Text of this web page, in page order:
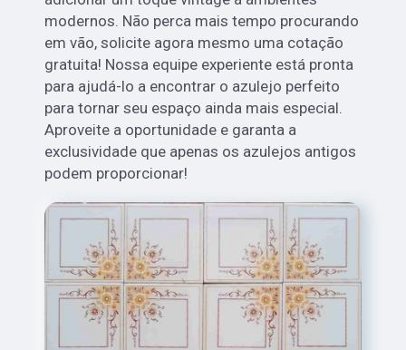
modernos. Não perca mais tempo procurando
em vão, solicite agora mesmo uma cotação
gratuita! Nossa equipe experiente está pronta
para ajudá-lo a encontrar o azulejo perfeito
para tornar seu espaço ainda mais especial.
Aproveite a oportunidade e garanta a
exclusividade que apenas os azulejos antigos
podem proporcionar!